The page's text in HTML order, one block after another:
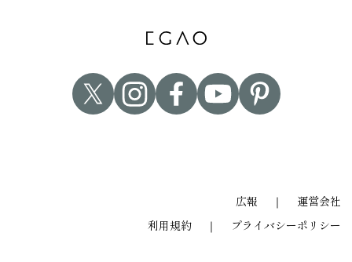
広報 ｜
運営会社
利用規約
｜ プライバシーポリシー